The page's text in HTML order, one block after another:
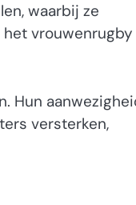
waarbij ze
vrouwenrugby
Hun
versterken,